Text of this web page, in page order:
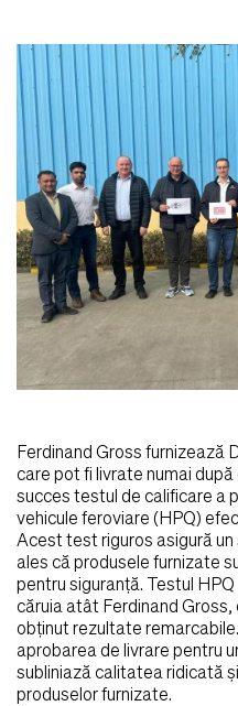
Ferdinand Gross furnizează
care pot fi livrate numai
succes testul de calificare a
vehicule feroviare (HPQ)
Acest test riguros asigură
ales că produsele furnizate
pentru siguranță. Testul
căruia atât Ferdinand
obținut rezultate
aprobarea de livrare pentru
subliniază calitatea ridicată
produselor furnizate.